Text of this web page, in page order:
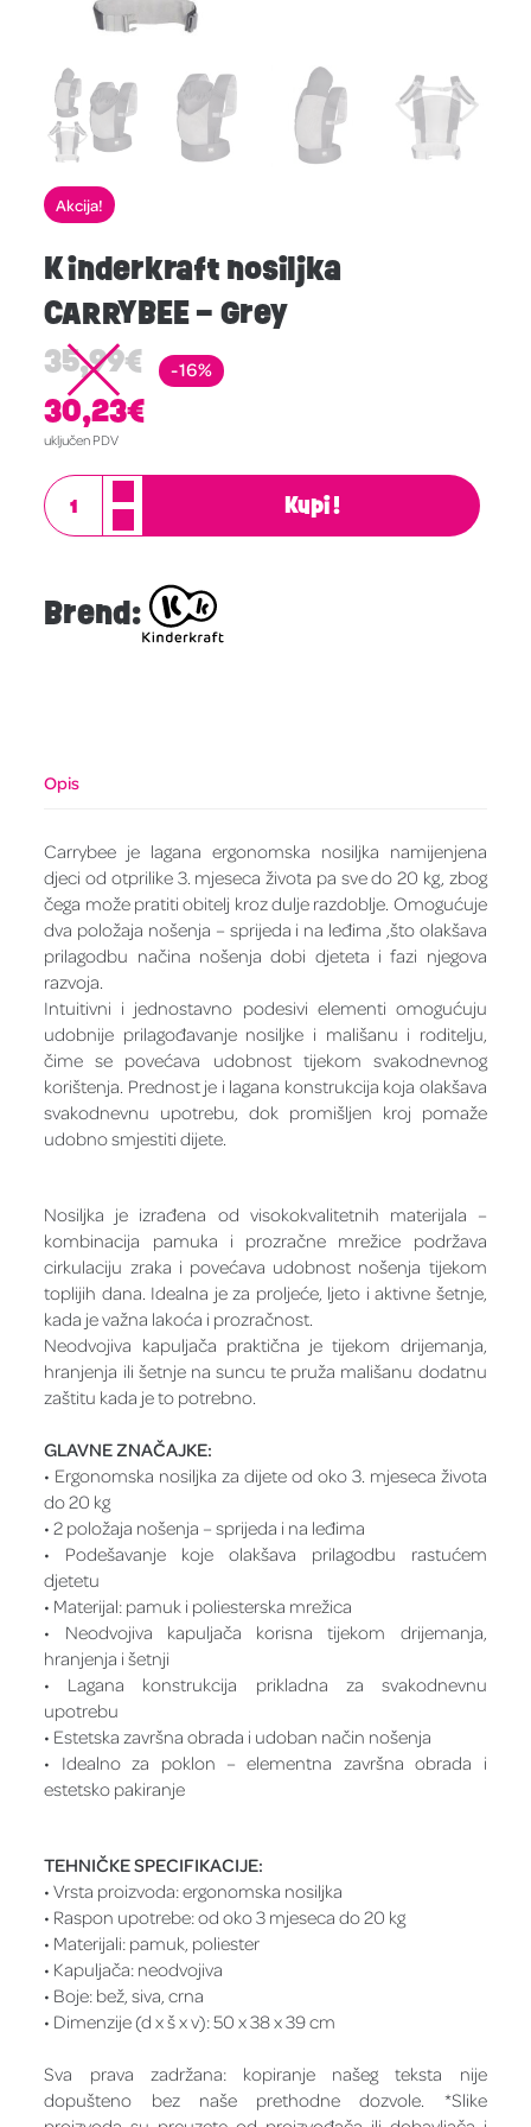
Akcija!
Kinderkraft nosiljka
CARRYBEE – Grey
35,99€
30,23€
uključen PDV
-16%
Kupi!
Brend:
Opis
Carrybee je lagana ergonomska nosiljka namijenjena
djeci od otprilike 3. mjeseca života pa sve do 20 kg, zbog
čega može pratiti obitelj kroz dulje razdoblje. Omogućuje
dva položaja nošenja – sprijeda i na leđima ,što olakšava
prilagodbu načina nošenja dobi djeteta i fazi njegova
razvoja.
Intuitivni i jednostavno podesivi elementi omogućuju
udobnije prilagođavanje nosiljke i mališanu i roditelju,
čime se povećava udobnost tijekom svakodnevnog
korištenja. Prednost je i lagana konstrukcija koja olakšava
svakodnevnu upotrebu, dok promišljen kroj pomaže
udobno smjestiti dijete.
Nosiljka je izrađena od visokokvalitetnih materijala –
kombinacija pamuka i prozračne mrežice podržava
cirkulaciju zraka i povećava udobnost nošenja tijekom
toplijih dana. Idealna je za proljeće, ljeto i aktivne šetnje,
kada je važna lakoća i prozračnost.
Neodvojiva kapuljača praktična je tijekom drijemanja,
hranjenja ili šetnje na suncu te pruža mališanu dodatnu
zaštitu kada je to potrebno.
GLAVNE ZNAČAJKE:
• Ergonomska nosiljka za dijete od oko 3. mjeseca života
do 20 kg
• 2 položaja nošenja – sprijeda i na leđima
• Podešavanje koje olakšava prilagodbu rastućem
djetetu
• Materijal: pamuk i poliesterska mrežica
• Neodvojiva kapuljača korisna tijekom drijemanja,
hranjenja i šetnji
• Lagana konstrukcija prikladna za svakodnevnu
upotrebu
• Estetska završna obrada i udoban način nošenja
• Idealno za poklon – elementna završna obrada i
estetsko pakiranje
TEHNIČKE SPECIFIKACIJE:
• Vrsta proizvoda: ergonomska nosiljka
• Raspon upotrebe: od oko 3 mjeseca do 20 kg
• Materijali: pamuk, poliester
• Kapuljača: neodvojiva
• Boje: bež, siva, crna
• Dimenzije (d x š x v): 50 x 38 x 39 cm
Sva prava zadržana: kopiranje našeg teksta nije
dopušteno bez naše prethodne dozvole. *Slike